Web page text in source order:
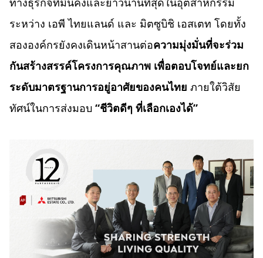
ระหว่าง เอพี ไทยแลนด์ และ มิตซูบิชิ เอสเตท โดยทั้ง
สององค์กรยังคงเดินหน้าสานต่อความมุ่งมั่นที่จะร่วม
กันสร้างสรรค์โครงการคุณภาพ เพื่อตอบโจทย์และยก
ระดับมาตรฐานการอยู่อาศัยของคนไทย ภายใต้วิสัย
ทัศน์ในการส่งมอบ “ชีวิตดีๆ ที่เลือกเองได้”